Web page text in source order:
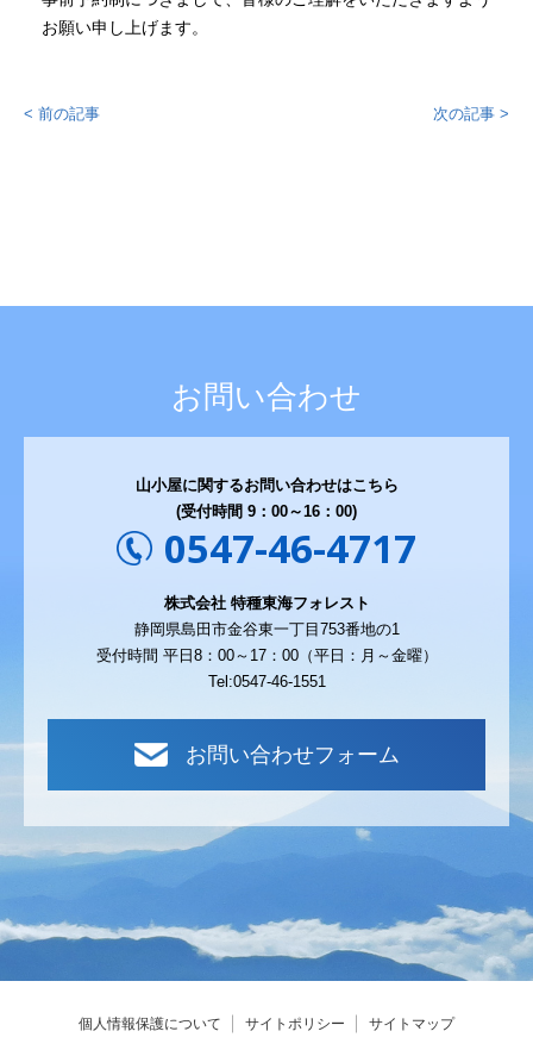
お願い申し上げます。
< 前の記事 次の記事 >
お問い合わせ
山小屋に関するお問い合わせはこちら
(受付時間 9：00～16：00)
0547-46-4717
株式会社 特種東海フォレスト
静岡県島田市金谷東一丁目753番地の1
受付時間 平日8：00～17：00（平日：月～金曜）
Tel:0547-46-1551
お問い合わせフォーム
個人情報保護について サイトポリシー サイトマップ